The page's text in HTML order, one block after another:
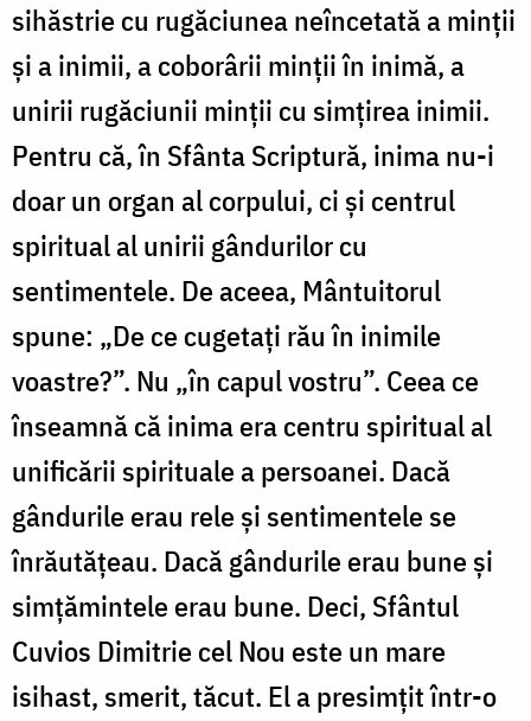
sihăstrie cu rugăciunea neîncetată a minții
și a inimii, a coborârii minții în inimă, a
unirii rugăciunii minții cu simțirea inimii.
Pentru că, în Sfânta Scriptură, inima nu-i
doar un organ al corpului, ci și centrul
spiritual al unirii gândurilor cu
sentimentele. De aceea, Mântuitorul
spune: „De ce cugetați rău în inimile
voastre?”. Nu „în capul vostru”. Ceea ce
înseamnă că inima era centru spiritual al
unificării spirituale a persoanei. Dacă
gândurile erau rele și sentimentele se
înrăutățeau. Dacă gândurile erau bune și
simțămintele erau bune. Deci, Sfântul
Cuvios Dimitrie cel Nou este un mare
isihast, smerit, tăcut. El a presimțit într-o